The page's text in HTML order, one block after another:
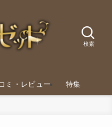
検索
ミ・レビュー 特集